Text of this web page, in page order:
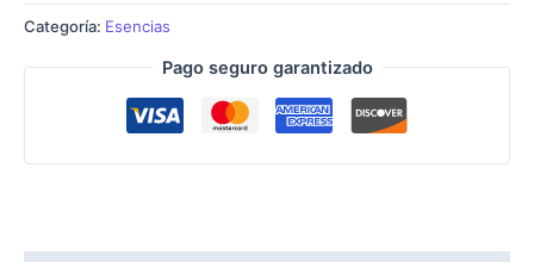
Categoría: Esencias
Pago seguro garantizado